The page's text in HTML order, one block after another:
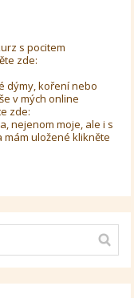
s pocitem
zde:
dýmy, koření nebo
v mých online
zde:
nejenom moje, ale i s
uložené klikněte